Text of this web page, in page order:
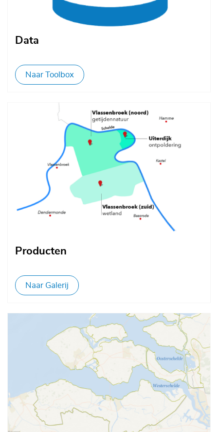
Data
Naar Toolbox
Producten
Naar Galerij